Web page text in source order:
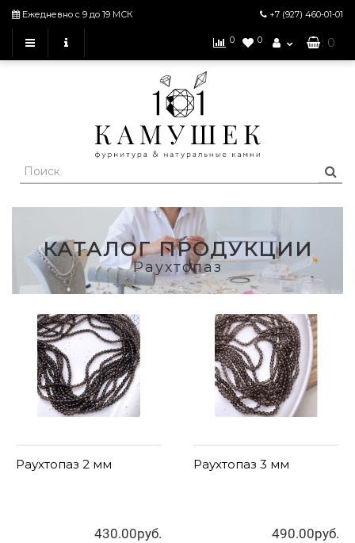
Ежедневно с 9 до 19 МСК +7 (927) 460-01-01
0 0 : 0
КАТАЛОГ ПРОДУКЦИИ
Раухтопаз
Раухтопаз 2 мм
430.00руб.
Раухтопаз 3 мм
490.00руб.